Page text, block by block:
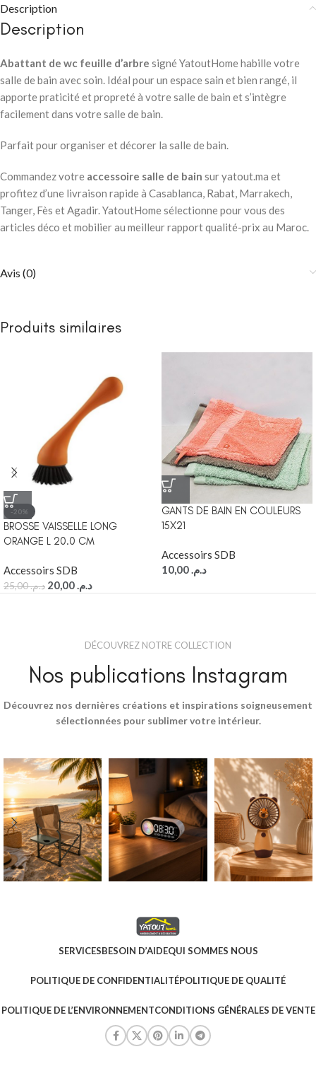
Description
Description
Abattant de wc feuille d’arbre signé YatoutHome habille votre
salle de bain avec soin. Idéal pour un espace sain et bien rangé, il
apporte praticité et propreté à votre salle de bain et s’intègre
facilement dans votre salle de bain.
Parfait pour organiser et décorer la salle de bain.
Commandez votre accessoire salle de bain sur yatout.ma et
profitez d’une livraison rapide à Casablanca, Rabat, Marrakech,
Tanger, Fès et Agadir. YatoutHome sélectionne pour vous des
articles déco et mobilier au meilleur rapport qualité-prix au Maroc.
Avis (0)
Produits similaires
-20%
BROSSE VAISSELLE LONG
ORANGE L 20.0 CM
Accessoirs SDB
د.م.25,00 د.م.
GANTS DE BAIN EN COULEURS
15X21
Accessoirs SDB
د.م.
DÉCOUVREZ NOTRE COLLECTION
Nos publications Instagram
Découvrez nos dernières créations et inspirations soigneusement
sélectionnées pour sublimer votre intérieur.
SERVICESBESOIN D’AIDEQUI SOMMES NOUS
POLITIQUE DE CONFIDENTIALITÉPOLITIQUE DE QUALITÉ
POLITIQUE DE L’ENVIRONNEMENTCONDITIONS GÉNÉRALES DE VENTE